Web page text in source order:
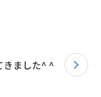
きました^ ^